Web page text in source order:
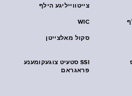
צייטווייליגע הילף
WIC
סקול מאלצייטן
SSI סטעיט צוגעקומענע
פראגראם